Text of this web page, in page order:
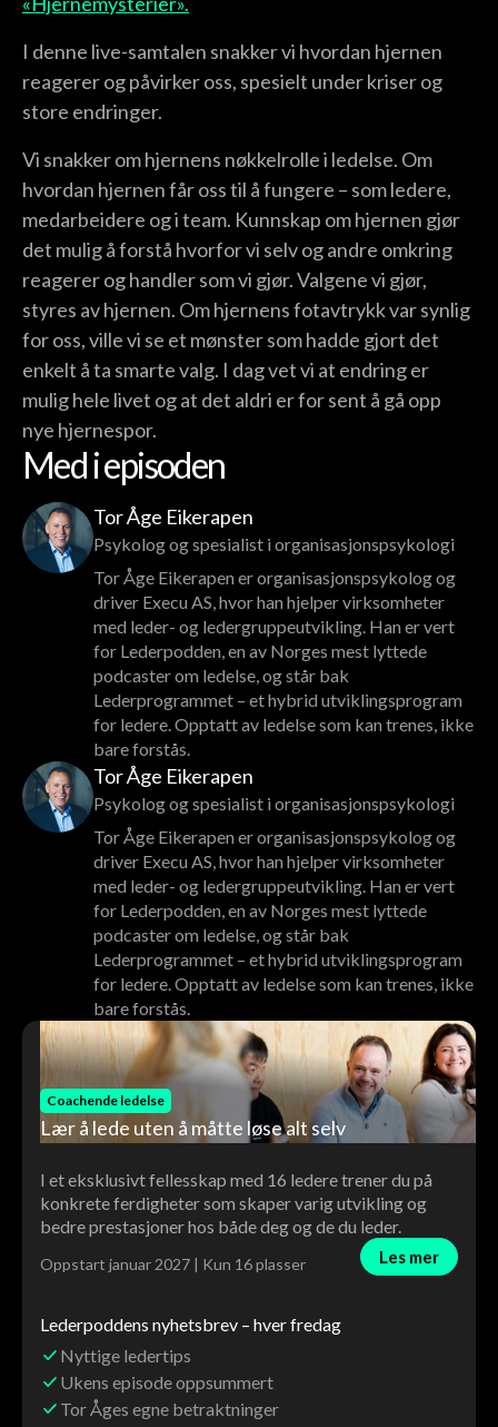
I denne live-samtalen snakker vi hvordan hjernen
reagerer og påvirker oss, spesielt under kriser og
store endringer.
Vi snakker om hjernens nøkkelrolle i ledelse. Om
hvordan hjernen får oss til å fungere – som ledere,
medarbeidere og i team. Kunnskap om hjernen gjør
det mulig å forstå hvorfor vi selv og andre omkring
reagerer og handler som vi gjør. Valgene vi gjør,
styres av hjernen. Om hjernens fotavtrykk var synlig
for oss, ville vi se et mønster som hadde gjort det
enkelt å ta smarte valg. I dag vet vi at endring er
mulig hele livet og at det aldri er for sent å gå opp
nye hjernespor.
Med i episoden
Tor Åge Eikerapen
Psykolog og spesialist i organisasjonspsykologi
Tor Åge Eikerapen er organisasjonspsykolog og
driver Execu AS, hvor han hjelper virksomheter
med leder- og ledergruppeutvikling. Han er vert
for Lederpodden, en av Norges mest lyttede
podcaster om ledelse, og står bak
Lederprogrammet – et hybrid utviklingsprogram
for ledere. Opptatt av ledelse som kan trenes, ikke
bare forstås.
Tor Åge Eikerapen
Psykolog og spesialist i organisasjonspsykologi
Tor Åge Eikerapen er organisasjonspsykolog og
driver Execu AS, hvor han hjelper virksomheter
med leder- og ledergruppeutvikling. Han er vert
for Lederpodden, en av Norges mest lyttede
podcaster om ledelse, og står bak
Lederprogrammet – et hybrid utviklingsprogram
for ledere. Opptatt av ledelse som kan trenes, ikke
bare forstås.
Lederpoddens nyhetsbrev – hver fredag
Nyttige ledertips
Ukens episode oppsummert
Tor Åges egne betraktninger
Coachende ledelse
Lær å lede uten å måtte løse alt selv
I et eksklusivt fellesskap med 16 ledere trener du på
konkrete ferdigheter som skaper varig utvikling og
bedre prestasjoner hos både deg og de du leder.
Oppstart januar 2027 | Kun 16 plasser Les mer